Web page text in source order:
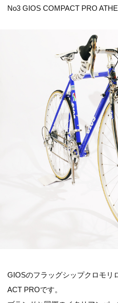
No3 GIOS COMPACT PRO
GIOSのフラッグシップクロモリ
ACT PROです。